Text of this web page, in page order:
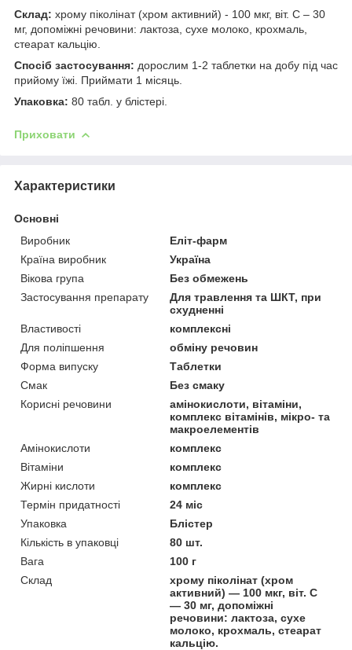
Склад: хрому піколінат (хром активний) - 100 мкг, віт. С – 30
мг, допоміжні речовини: лактоза, сухе молоко, крохмаль,
стеарат кальцію.
Спосіб застосування: дорослим 1-2 таблетки на добу під час
прийому їжі. Приймати 1 місяць.
Упаковка: 80 табл. у блістері.
Приховати
Характеристики
Основні
Виробник
Еліт-фарм
Країна виробник
Україна
Вікова група
Без обмежень
Застосування препарату
Для травлення та ШКТ, при
схудненні
Властивості
комплексні
Для поліпшення
обміну речовин
Форма випуску
Таблетки
Смак
Без смаку
Корисні речовини
амінокислоти, вітаміни,
комплекс вітамінів, мікро- та
макроелементів
Амінокислоти
комплекс
Вітаміни
комплекс
Жирні кислоти
комплекс
Термін придатності
24 міс
Упаковка
Блістер
Кількість в упаковці
80 шт.
Вага
100 г
Склад
хрому піколінат (хром
активний) — 100 мкг, віт. С
— 30 мг, допоміжні
речовини: лактоза, сухе
молоко, крохмаль, стеарат
кальцію.